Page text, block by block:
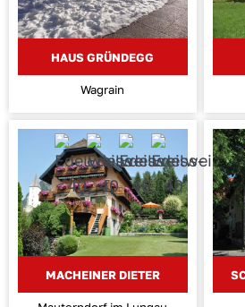
HAUS GRÜNDEGG
Wagrain
MACHEINER DIETER